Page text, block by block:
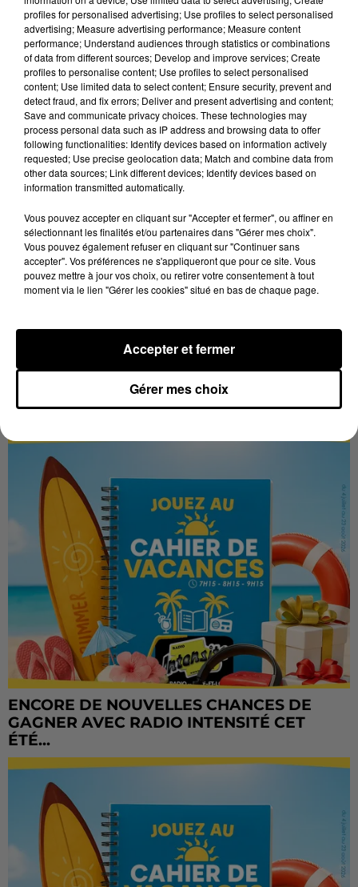
À quelques semaines de la première édition de
Stars'Terre, organisée du 18 au 20 septembre 2026 au
Château de Courtalain, Philippe Palmieri, président...
LES JEUX Voir plus
LES VACANCES PASSENT VITE... LES
CADEAUX AUSSI SUR INTENSITÉ !...
ENCORE DE NOUVELLES CHANCES DE
GAGNER AVEC RADIO INTENSITÉ CET
ÉTÉ...
profiles for personalised advertising; Use profiles to select personalised
advertising; Measure advertising performance; Measure content
performance; Understand audiences through statistics or combinations
of data from different sources; Develop and improve services; Create
profiles to personalise content; Use profiles to select personalised
content; Use limited data to select content; Ensure security, prevent and
detect fraud, and fix errors; Deliver and present advertising and content;
Save and communicate privacy choices. These technologies may
process personal data such as IP address and browsing data to offer
following functionalities: Identify devices based on information actively
requested; Use precise geolocation data; Match and combine data from
other data sources; Link different devices; Identify devices based on
information transmitted automatically.
Vous pouvez accepter en cliquant sur "Accepter et fermer", ou affiner en
sélectionnant les finalités et/ou partenaires dans "Gérer mes choix".
Vous pouvez également refuser en cliquant sur "Continuer sans
accepter". Vos préférences ne s'appliqueront que pour ce site. Vous
pouvez mettre à jour vos choix, ou retirer votre consentement à tout
moment via le lien "Gérer les cookies" situé en bas de chaque page.
Gérer mes choix
Accepter et fermer